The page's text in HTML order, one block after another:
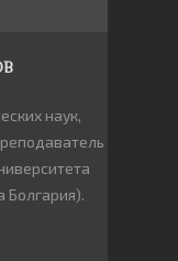
наук,
Болгария).